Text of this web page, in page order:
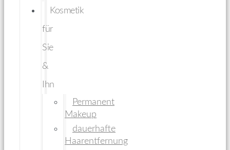
Kosmetik
für
Sie
&
Ihn
Permanent
Makeup
dauerhafte
Haarentfernung